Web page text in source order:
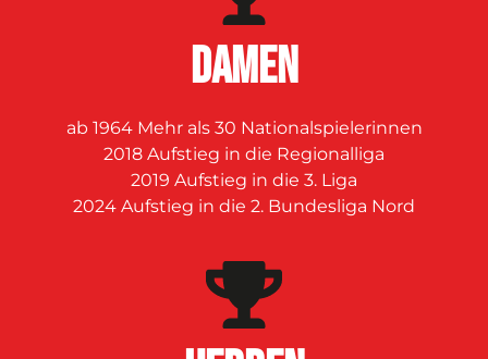
DAMEN
ab 1964 Mehr als 30 Nationalspielerinnen
2018 Aufstieg in die Regionalliga
2019 Aufstieg in die 3. Liga
2024 Aufstieg in die 2. Bundesliga Nord